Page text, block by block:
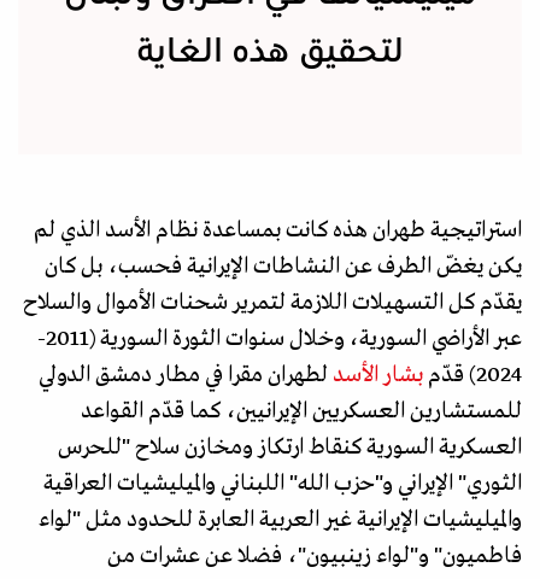
لتحقيق هذه الغاية
استراتيجية طهران هذه كانت بمساعدة نظام الأسد الذي لم
يكن يغضّ الطرف عن النشاطات الإيرانية فحسب، بل كان
يقدّم كل التسهيلات اللازمة لتمرير شحنات الأموال والسلاح
عبر الأراضي السورية، وخلال سنوات الثورة السورية (2011-
2024) قدّم
بشار الأسد لطهران مقرا في مطار دمشق الدولي
للمستشارين العسكريين الإيرانيين، كما قدّم القواعد
العسكرية السورية كنقاط ارتكاز ومخازن سلاح "للحرس
الثوري" الإيراني و"حزب الله" اللبناني والميليشيات العراقية
والميليشيات الإيرانية غير العربية العابرة للحدود مثل "لواء
فاطميون" و"لواء زينبيون"، فضلا عن عشرات من